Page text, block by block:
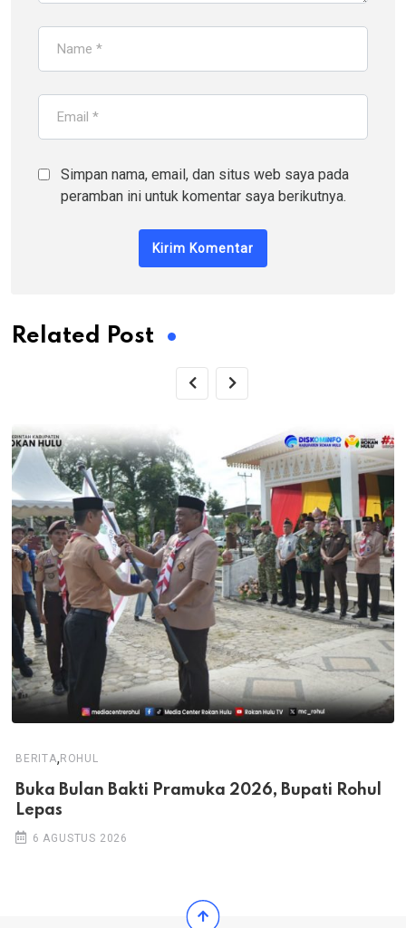
Simpan nama, email, dan situs web saya pada
peramban ini untuk komentar saya berikutnya.
Related Post
BERITA,ROHUL
Buka Bulan Bakti Pramuka 2026, Bupati Rohul
Lepas
6 AGUSTUS 2026